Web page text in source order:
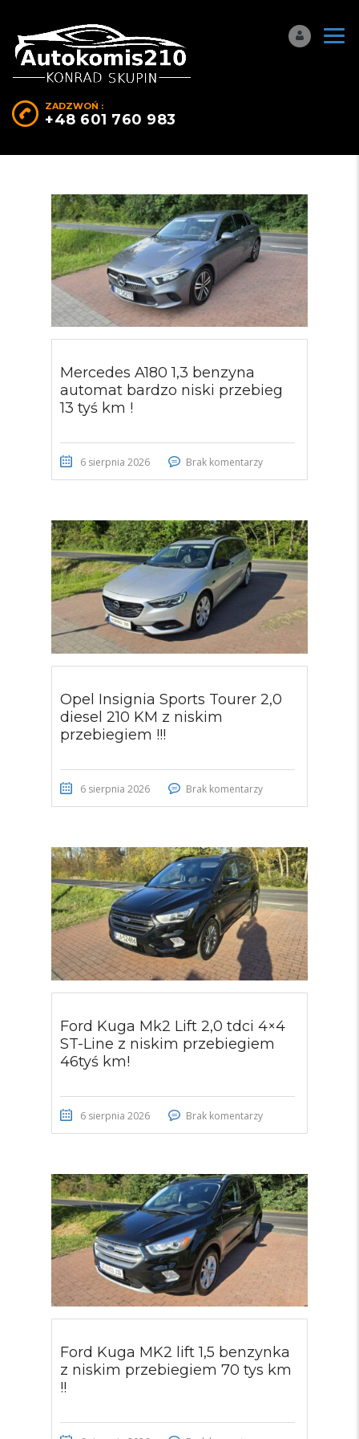
ZADZWOŃ :
+48 601 760 983
Mercedes A180 1,3 benzyna
automat bardzo niski przebieg
13 tyś km !
6 sierpnia 2026 Brak komentarzy
Opel Insignia Sports Tourer 2,0
diesel 210 KM z niskim
przebiegiem !!!
6 sierpnia 2026 Brak komentarzy
Ford Kuga Mk2 Lift 2,0 tdci 4×4
ST-Line z niskim przebiegiem
46tyś km!
6 sierpnia 2026 Brak komentarzy
Ford Kuga MK2 lift 1,5 benzynka
z niskim przebiegiem 70 tys km
!!